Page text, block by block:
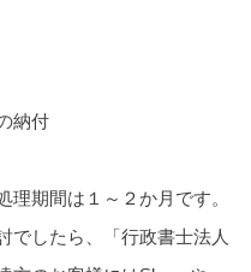
納付
期間は１～２か月です。
でしたら、「行政書士法人